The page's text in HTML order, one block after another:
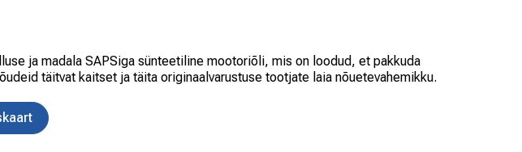
ja madala SAPSiga sünteetiline mootoriõli, mis on loodud, et pakkuda
täitvat kaitset ja täita originaalvarustuse tootjate laia nõuetevahemikku.